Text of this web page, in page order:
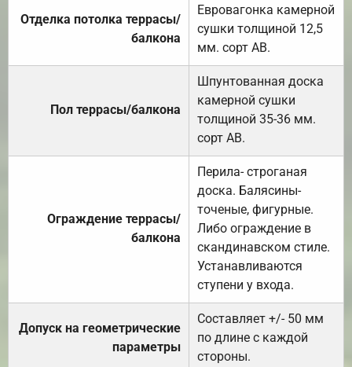
Отделка потолка террасы/
балкона
Евровагонка камерной
сушки толщиной 12,5
мм. сорт АВ.
Пол террасы/балкона
Шпунтованная доска
камерной сушки
толщиной 35-36 мм.
сорт АВ.
Ограждение террасы/
балкона
Перила- строганая
доска. Балясины-
точеные, фигурные.
Либо ограждение в
скандинавском стиле.
Устанавливаются
ступени у входа.
Допуск на геометрические
параметры
Составляет +/- 50 мм
по длине с каждой
стороны.